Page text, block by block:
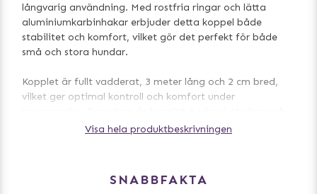
långvarig användning. Med rostfria ringar och lätta
aluminiumkarbinhakar erbjuder detta koppel både
stabilitet och komfort, vilket gör det perfekt för både
små och stora hundar.
Kopplet är fullt vadderat, 3 meter lång och 2 cm bred,
vilket ger optimal kontroll och komfort under
matchar våra Anny-X Fun hundselar.
- Skonsamt program
Visa hela produktbeskrivningen
SNABBFAKTA